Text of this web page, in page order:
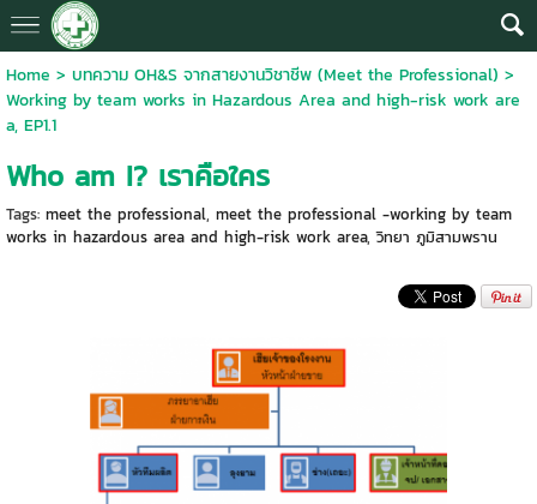
Home > บทความ OH&S จากสายงานวิชาชีพ (Meet the Professional) >
Working by team works in Hazardous Area and high-risk work are
a, EP1.1
Who am I? เราคือใคร
Tags: meet the professional, meet the professional -working by team
works in hazardous area and high-risk work area,วิทยา ภูมิสามพราน